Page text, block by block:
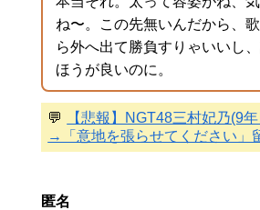
ね〜。この先無いんだから、
ら外へ出て勝負すりゃいいし
ほうが良いのに。
💬
【悲報】NGT48三村妃乃(9
→「意地を張らせてください」
匿名